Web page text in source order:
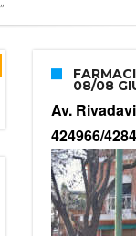
su nacimiento
08/08
Av.
424966/